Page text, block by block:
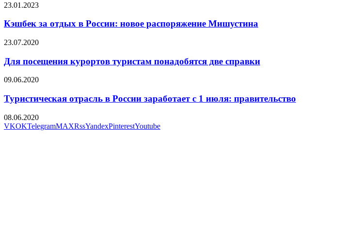
23.01.2023
Кэшбек за отдых в России: новое распоряжение Мишустина
23.07.2020
Для посещения курортов туристам понадобятся две справки
09.06.2020
Туристическая отрасль в России заработает с 1 июля: правительство
08.06.2020
VKOKTelegramMAXRssYandexPinterestYoutube